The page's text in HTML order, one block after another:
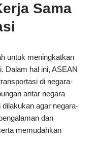
Sama
untuk meningkatkan
Dalam hal ini, ASEAN
di negara-
antar negara
agar negara-
dan
memudahkan